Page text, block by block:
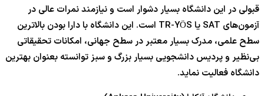
قبولی در این دانشگاه بسیار دشوار است و نیازمند نمرات عالی در
آزمون‌های SAT یا TR-YÖS است. این دانشگاه با دارا بودن بالاترین
سطح علمی، مدرک بسیار معتبر در سطح جهانی، امکانات تحقیقاتی
بی‌نظیر و پردیس دانشجویی بسیار بزرگ و سبز توانسته بعنوان بهترین
دانشگاه فعالیت نماید.